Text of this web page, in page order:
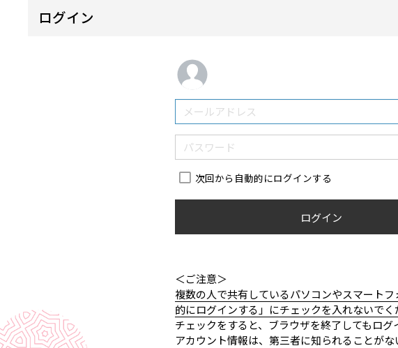
ログイン
次回から自動的にログインする
ログイン
＜ご注意＞
複数の人で共有しているパソコンやスマート
的にログインする」にチェックを入れないでく
チェックをすると、ブラウザを終了してもログ
アカウント情報は、第三者に知られることが